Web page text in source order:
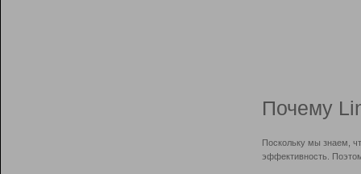
Почему
Поскольку мы знаем,
эффективность.